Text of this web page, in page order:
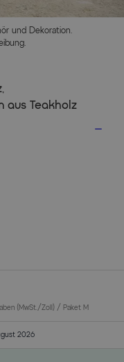
und Dekoration.
aus Teakholz
(MwSt./Zoll) / Paket M
2026